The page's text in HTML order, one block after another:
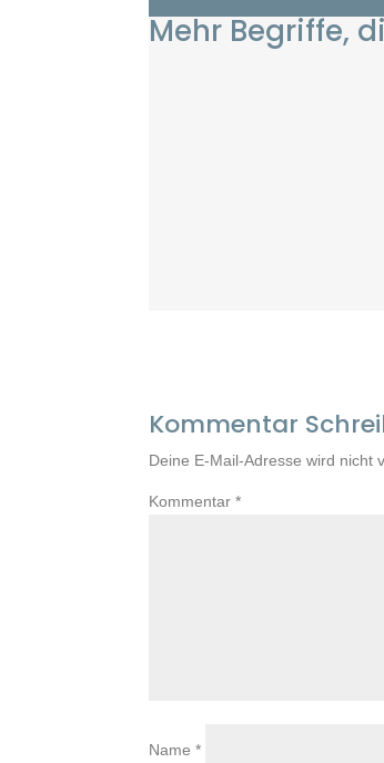
Mehr Begriffe,
Kommentar
Deine E-Mail-Adresse wird nicht
Kommentar*
Name*